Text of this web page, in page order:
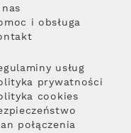
i obsługa
usług
prywatności
cookies
połączenia